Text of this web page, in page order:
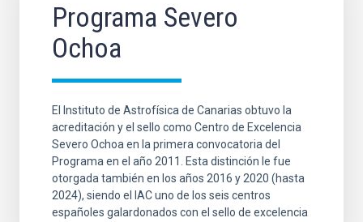
Programa Severo
Ochoa
El Instituto de Astrofísica de Canarias obtuvo la
acreditación y el sello como Centro de Excelencia
Severo Ochoa en la primera convocatoria del
Programa en el año 2011. Esta distinción le fue
otorgada también en los años 2016 y 2020 (hasta
2024), siendo el IAC uno de los seis centros
españoles galardonados con el sello de excelencia